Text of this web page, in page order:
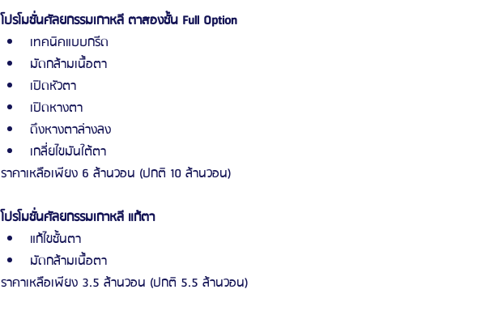
โปรโมชั่นศัลยกรรมเกาหลี ตาสองชั้น Full Option
เทคนิคแบบกรีด
มัดกล้ามเนื้อตา
เปิดหัวตา
เปิดหางตา
ดึงหางตาล่างลง
เกลี่ยไขมันใต้ตา
ราคาเหลือเพียง 6 ล้านวอน (ปกติ 10 ล้านวอน)
โปรโมชั่นศัลยกรรมเกาหลี แก้ตา
แก้ไขชั้นตา
มัดกล้ามเนื้อตา
ราคาเหลือเพียง 3.5 ล้านวอน (ปกติ 5.5 ล้านวอน)